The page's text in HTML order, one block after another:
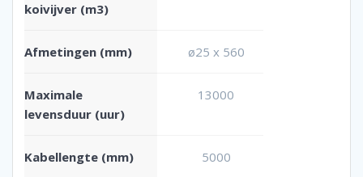
koivijver (m3)
Afmetingen (mm) ø25 x 560
Maximale
levensduur (uur)
13000
Kabellengte (mm) 5000